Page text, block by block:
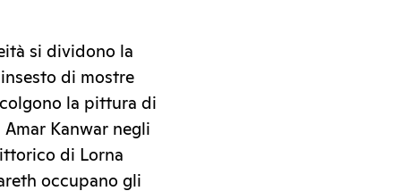
si dividono la
di mostre
la pittura di
Kanwar negli
di Lorna
occupano gli